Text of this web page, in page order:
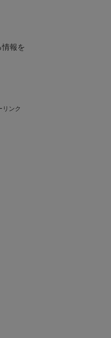
情報を
リンク